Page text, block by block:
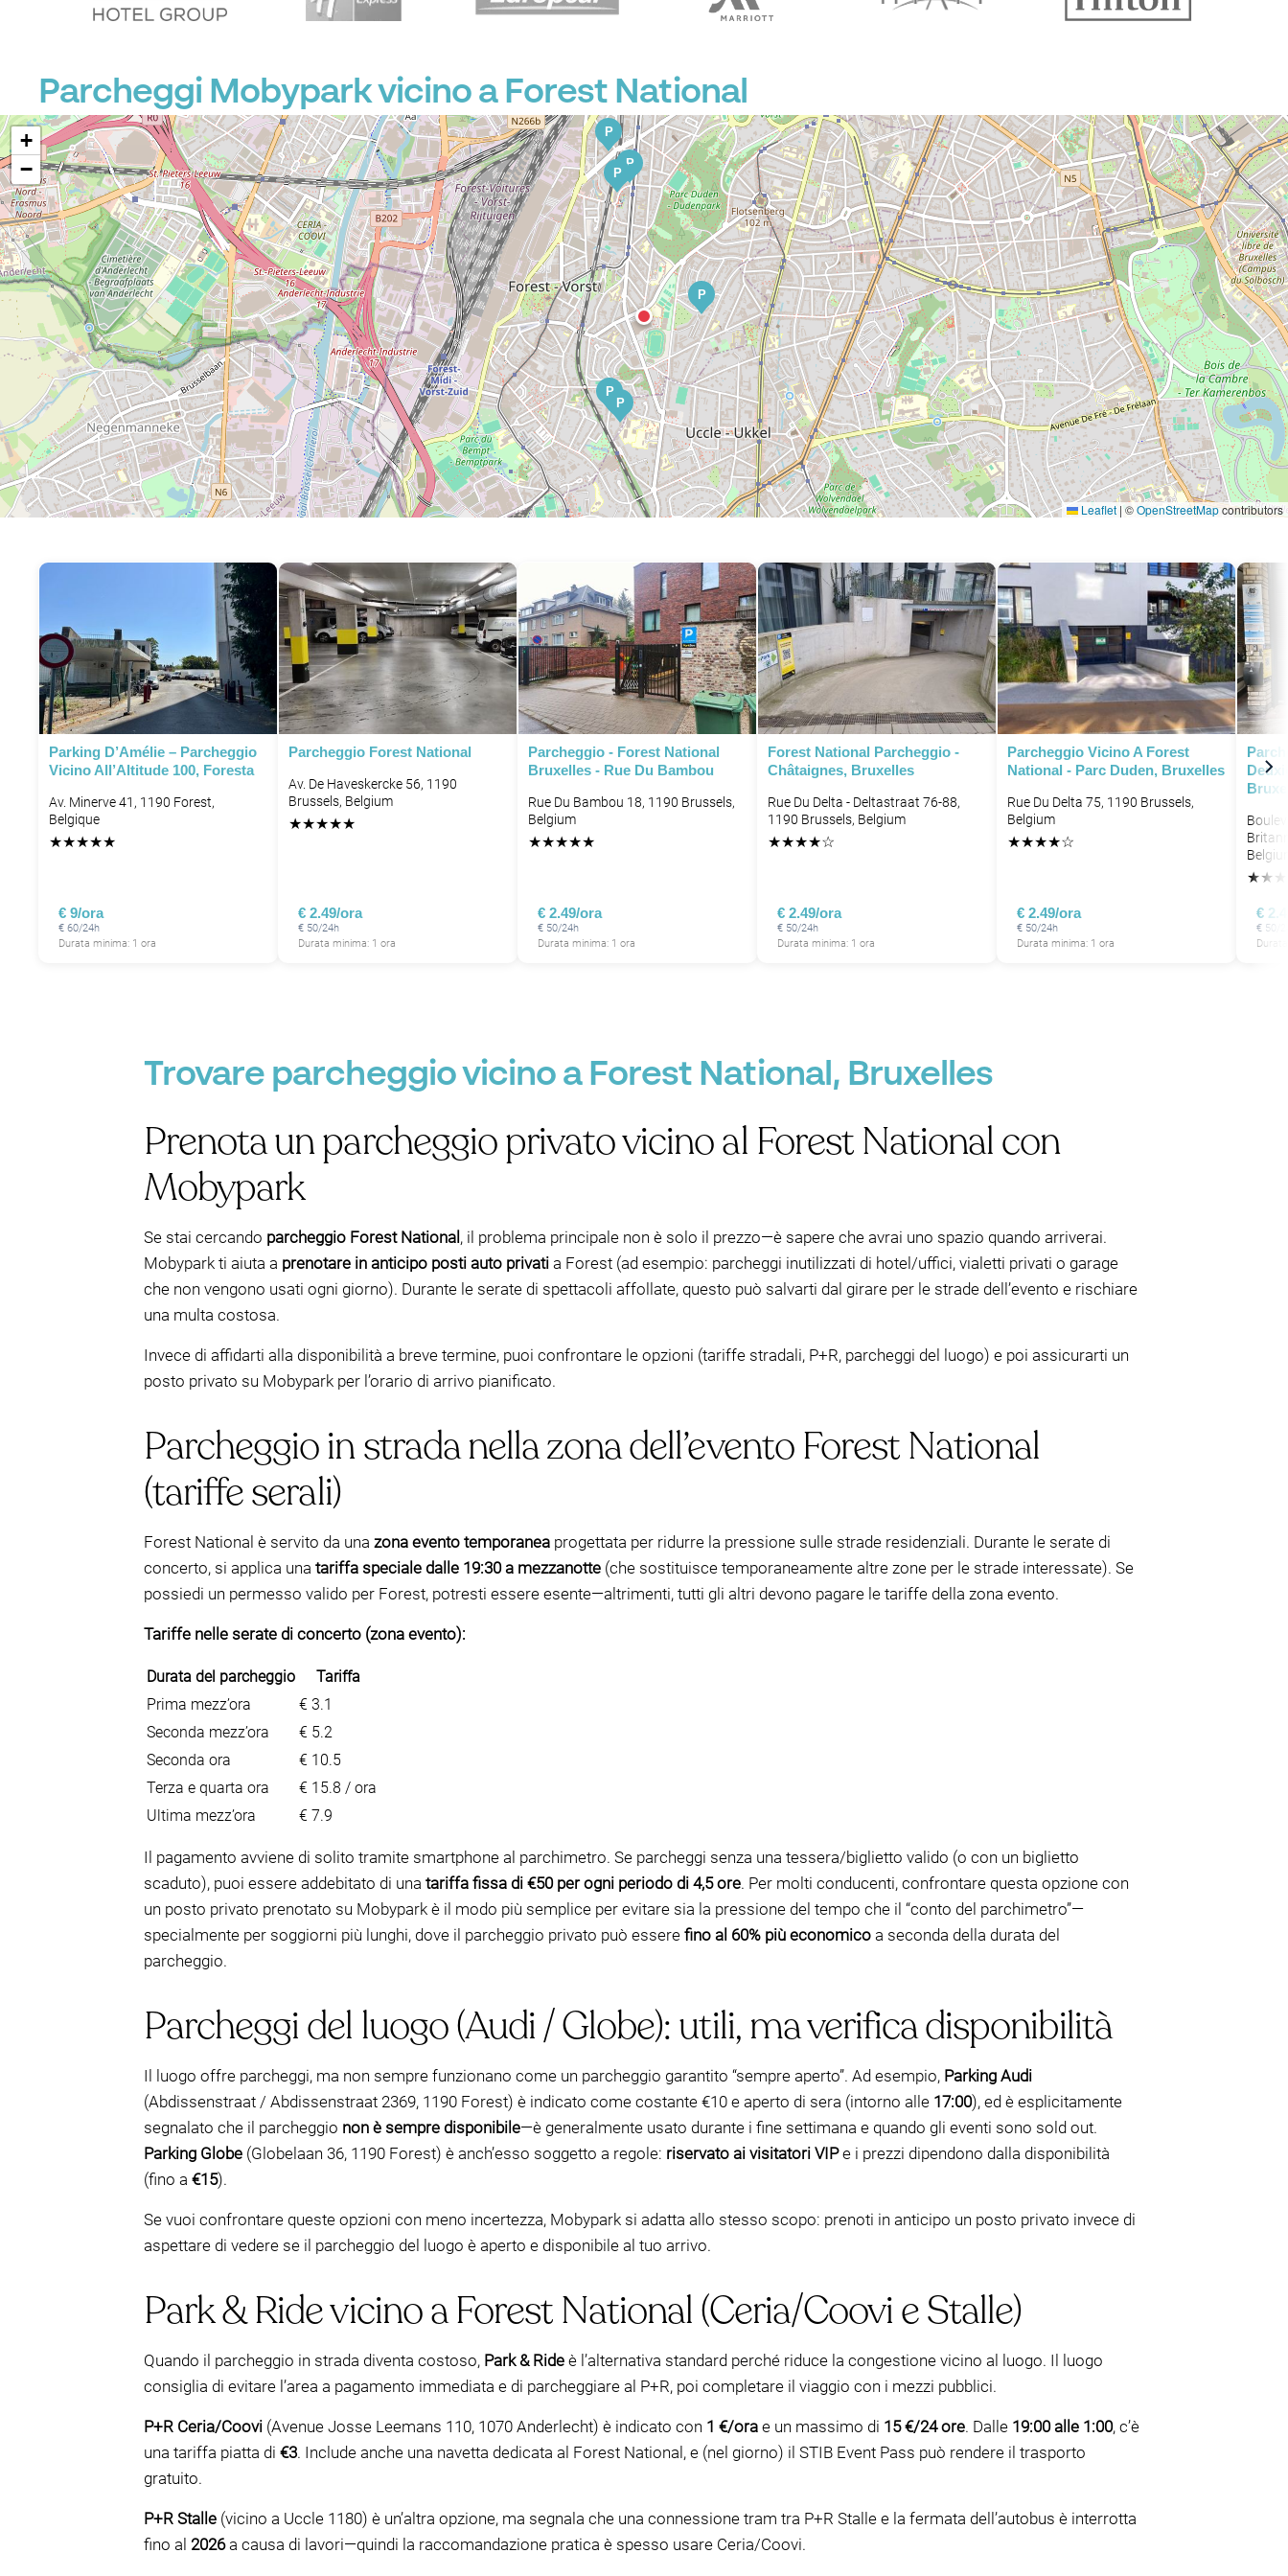
Parcheggi Mobypark vicino a Forest National
P
P
P
P
P
P
P
+
−
Leaflet | ©OpenStreetMapcontributors
Parking D’Amélie – Parcheggio
Vicino All’Altitude 100, Foresta
Av. Minerve 41, 1190 Forest,
Belgique
★★★★★
€ 9/ora
€ 60/24h
Durata minima: 1 ora
Parcheggio Forest National
Av. De Haveskercke 56, 1190
Brussels, Belgium
★★★★★
€ 2.49/ora
€ 50/24h
Durata minima: 1 ora
Parcheggio - Forest National
Bruxelles - Rue Du Bambou
Rue Du Bambou 18, 1190 Brussels,
Belgium
★★★★★
€ 2.49/ora
€ 50/24h
Durata minima: 1 ora
Forest National Parcheggio -
Châtaignes, Bruxelles
Rue Du Delta - Deltastraat 76-88,
1190 Brussels, Belgium
★★★★☆
€ 2.49/ora
€ 50/24h
Durata minima: 1 ora
Parcheggio Vicino A Forest
National - Parc Duden, Bruxelles
Rue Du Delta 75, 1190 Brussels,
Belgium
★★★★☆
€ 2.49/ora
€ 50/24h
Durata minima: 1 ora
★★ ★
€
€ 50/
Trovare parcheggio vicino a Forest National, Bruxelles
Prenota un parcheggio privato vicino al Forest National con
Mobypark
Se stai cercando parcheggio Forest National , il problema principale non è solo il prezzo—è sapere che avrai uno spazio quando arriverai.
Mobypark ti aiuta a prenotare in anticipo posti auto privati a Forest (ad esempio: parcheggi inutilizzati di hotel/uffici, vialetti privati o garage
che non vengono usati ogni giorno). Durante le serate di spettacoli affollate, questo può salvarti dal girare per le strade dell’evento e rischiare
una multa costosa.
Invece di affidarti alla disponibilità a breve termine, puoi confrontare le opzioni (tariffe stradali, P+R, parcheggi del luogo) e poi assicurarti un
posto privato su Mobypark per l’orario di arrivo pianificato.
Parcheggio in strada nella zona dell’evento Forest National
(tariffe serali)
Forest National è servito da una zona evento temporanea progettata per ridurre la pressione sulle strade residenziali. Durante le serate di
concerto, si applica una tariffa speciale dalle 19:30 a mezzanotte (che sostituisce temporaneamente altre zone per le strade interessate). Se
possiedi un permesso valido per Forest, potresti essere esente—altrimenti, tutti gli altri devono pagare le tariffe della zona evento.
Tariffe nelle serate di concerto (zona evento):
Durata del parcheggio
Tariffa
Prima mezz’ora
€ 3.1
Seconda mezz’ora
€ 5.2
Seconda ora
€ 10.5
Terza e quarta ora
€ 15.8 / ora
Ultima mezz’ora
€ 7.9
Il pagamento avviene di solito tramite smartphone al parchimetro. Se parcheggi senza una tessera/biglietto valido (o con un biglietto
scaduto), puoi essere addebitato di una tariffa fissa di €50 per ogni periodo di 4,5 ore. Per molti conducenti, confrontare questa opzione con
un posto privato prenotato su Mobypark è il modo più semplice per evitare sia la pressione del tempo che il “conto del parchimetro”—
specialmente per soggiorni più lunghi, dove il parcheggio privato può essere fino al 60% più economico a seconda della durata del
parcheggio.
Parcheggi del luogo (Audi / Globe): utili, ma verifica disponibilità
Il luogo offre parcheggi, ma non sempre funzionano come un parcheggio garantito “sempre aperto”. Ad esempio, Parking Audi
(Abdissenstraat / Abdissenstraat 2369, 1190 Forest) è indicato come costante €10 e aperto di sera (intorno alle 17:00), ed è esplicitamente
segnalato che il parcheggio non è sempre disponibile—è generalmente usato durante i fine settimana e quando gli eventi sono sold out.
Parking Globe (Globelaan 36, 1190 Forest) è anch’esso soggetto a regole: riservato ai visitatori VIPe i prezzi dipendono dalla disponibilità
(fino a €15).
Se vuoi confrontare queste opzioni con meno incertezza, Mobypark si adatta allo stesso scopo: prenoti in anticipo un posto privato invece di
aspettare di vedere se il parcheggio del luogo è aperto e disponibile al tuo arrivo.
Park & Ride vicino a Forest National (Ceria/Coovi e Stalle)
Quando il parcheggio in strada diventa costoso, Park & Ride è l’alternativa standard perché riduce la congestione vicino al luogo. Il luogo
consiglia di evitare l’area a pagamento immediata e di parcheggiare al P+R, poi completare il viaggio con i mezzi pubblici.
P+R Ceria/Coovi (Avenue Josse Leemans 110, 1070 Anderlecht) è indicato con 1 €/ora e un massimo di 15 €/24 ore. Dalle 19:00 alle 1:00, c’è
una tariffa piatta di €3. Include anche una navetta dedicata al Forest National, e (nel giorno) il STIB Event Pass può rendere il trasporto
gratuito.
P+R Stalle (vicino a Uccle 1180) è un’altra opzione, ma segnala che una connessione tram tra P+R Stalle e la fermata dell’autobus è interrotta
fino al 2026a causa di lavori—quindi la raccomandazione pratica è spesso usare Ceria/Coovi.